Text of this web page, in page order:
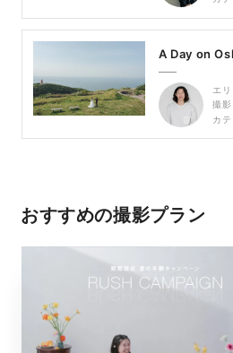
A Day on
エリ
撮影
カテ
おすすめの撮影プラン